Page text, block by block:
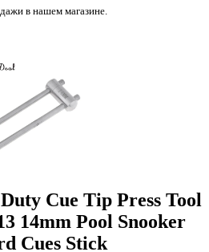
в нашем магазине.
Cue Tip Press Tool
14mm Pool Snooker
Cues Stick